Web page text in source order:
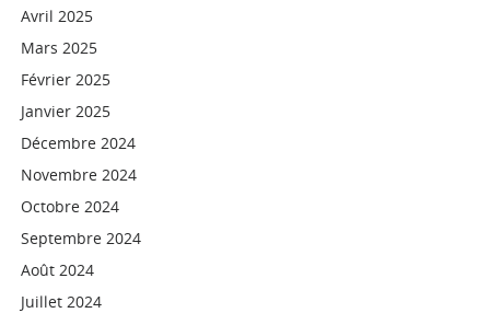
Avril 2025
Mars 2025
Février 2025
Janvier 2025
Décembre 2024
Novembre 2024
Octobre 2024
Septembre 2024
Août 2024
Juillet 2024